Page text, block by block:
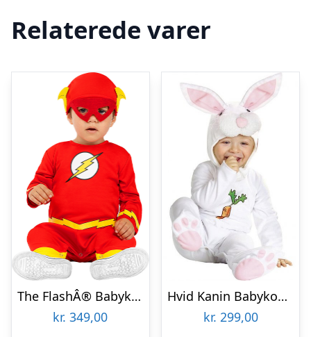
Relaterede varer
The FlashÂ® Babykostume
kr. 349,00
Hvid Kanin Babykostume
kr. 299,00